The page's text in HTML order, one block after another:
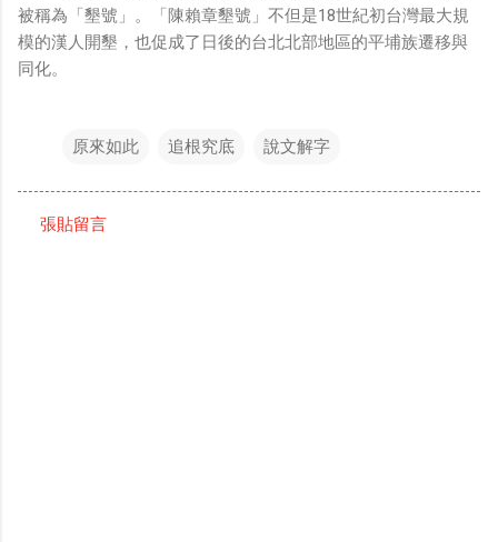
被稱為「墾號」。「陳賴章墾號」不但是18世紀初台灣最大規
模的漢人開墾，也促成了日後的台北北部地區的平埔族遷移與
同化。
原來如此 追根究底 說文解字
張貼留言